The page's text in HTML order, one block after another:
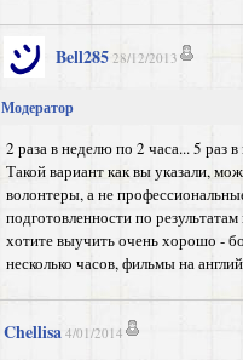
Bell285 28/12/2013
Модератор
2 раза в неделю по 2 часа... 5 раз
Такой вариант как вы указали,
волонтеры, а не
подготовленности по
хотите выучить очень хорошо -
несколько часов, фильмы на
Chellisa 4/01/2014